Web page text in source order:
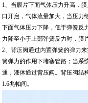
1、当膜片下面气体压力升高，
口开启，气体流量加大，当压力
下面气体压力下降，低于弹簧反
力降至小于上部弹簧反力时，膜
2、背压阀通过内置弹簧的弹力
簧弹力的作用下堵塞管路；当系
通，液体通过背压阀。背压阀结
1.6兆帕间。